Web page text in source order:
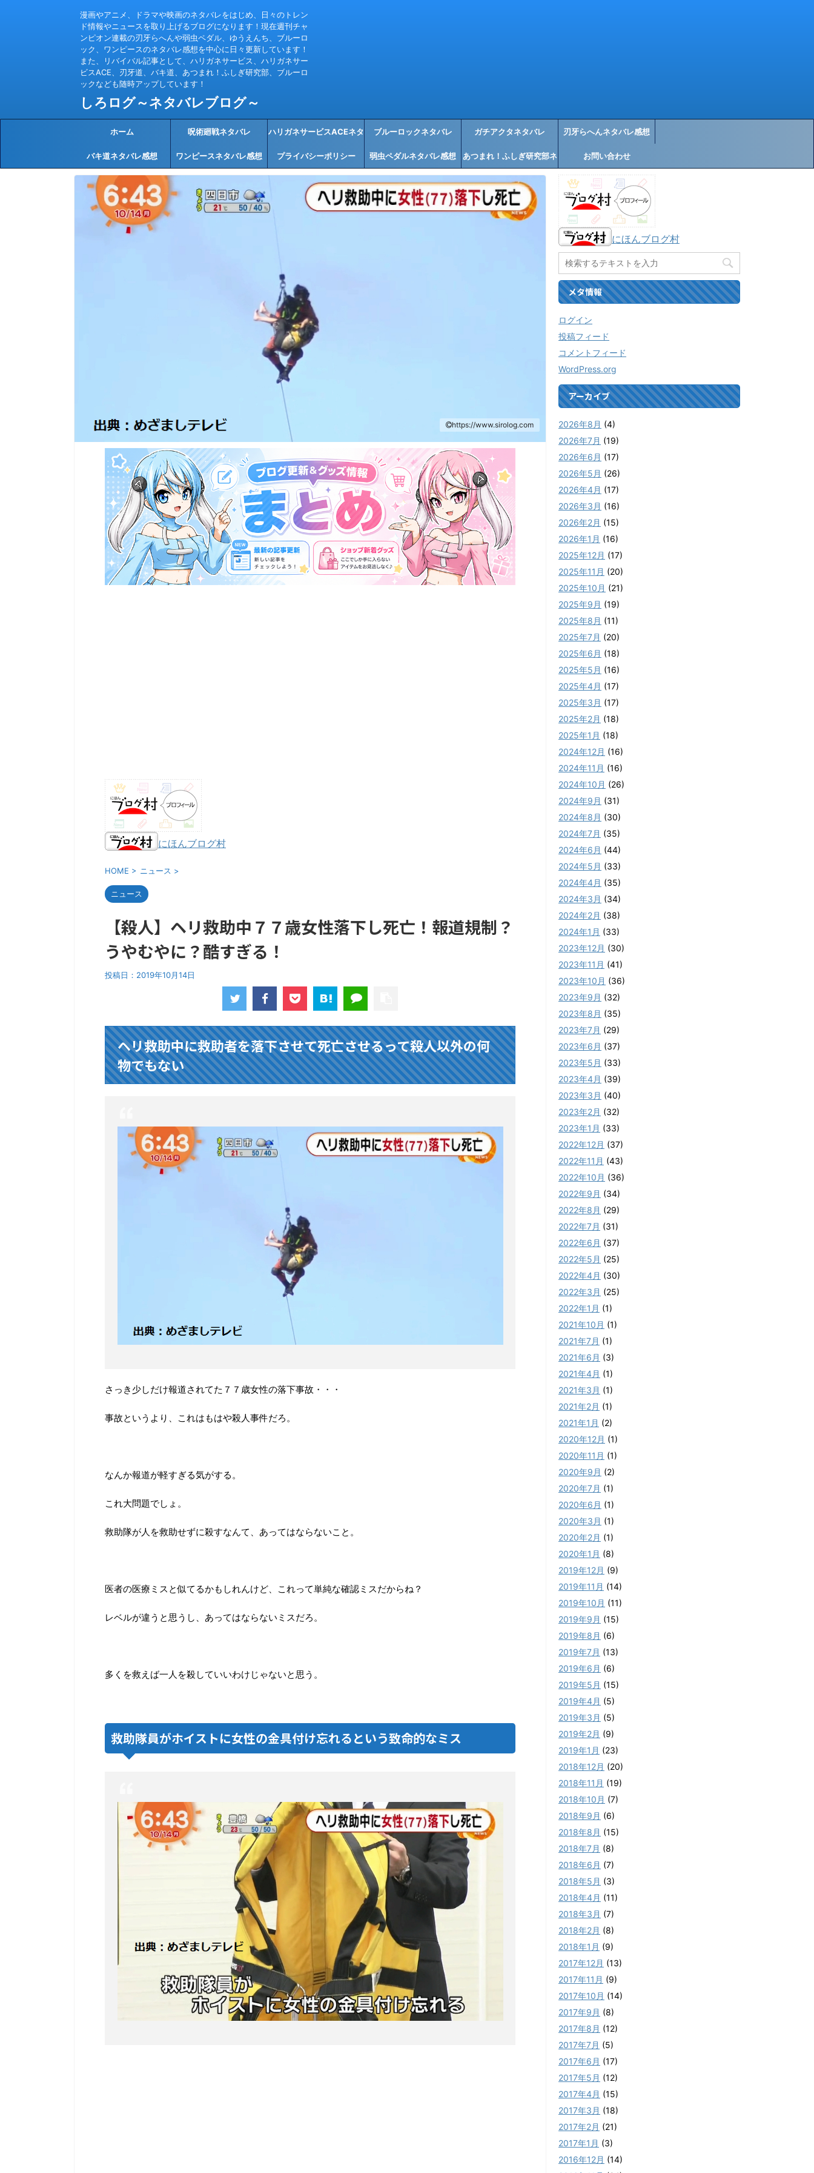
漫画やアニメ、ドラマや映画のネタバレをはじめ、日々のトレン
ド情報やニュースを取り上げるブログになります！現在週刊チャ
ンピオン連載の刃牙らへんや弱虫ペダル、ゆうえんち、ブルーロ
ック、ワンピースのネタバレ感想を中心に日々更新しています！
また、リバイバル記事として、ハリガネサービス、ハリガネサー
ビスACE、刃牙道、バキ道、あつまれ！ふしぎ研究部、ブルーロ
ックなども随時アップしています！
しろログ～ネタバレブログ～
ホーム 呪術廻戦ネタバレ ハリガネサービスACEネタ
バレ感想
ブルーロックネタバレ ガチアクタネタバレ 刃牙らへんネタバレ感想
バキ道ネタバレ感想 ワンピースネタバレ感想 プライバシーポリシー 弱虫ペダルネタバレ感想 あつまれ！ふしぎ研究部ネ
タバレ感想
お問い合わせ
https://www.sirolog.com
にほんブログ村
HOME > ニュース >
ニュース
【殺人】ヘリ救助中７７歳女性落下し死亡！報道規制？
うやむやに？酷すぎる！
投稿日： 2019年10月14日
ヘリ救助中に救助者を落下させて死亡させるって殺人以外の何
物でもない
さっき少しだけ報道されてた７７歳女性の落下事故・・・
事故というより、これはもはや殺人事件だろ。
なんか報道が軽すぎる気がする。
これ大問題でしょ。
救助隊が人を救助せずに殺すなんて、あってはならないこと。
医者の医療ミスと似てるかもしれんけど、これって単純な確認ミスだからね？
レベルが違うと思うし、あってはならないミスだろ。
多くを救えば一人を殺していいわけじゃないと思う。
救助隊員がホイストに女性の金具付け忘れるという致命的なミス
にほんブログ村
メタ情報
ログイン
投稿フィード
コメントフィード
WordPress.org
アーカイブ
2026年8月 (4)
2026年7月 (19)
2026年6月 (17)
2026年5月 (26)
2026年4月 (17)
2026年3月 (16)
2026年2月 (15)
2026年1月 (16)
2025年12月 (17)
2025年11月 (20)
2025年10月 (21)
2025年9月 (19)
2025年8月 (11)
2025年7月 (20)
2025年6月 (18)
2025年5月 (16)
2025年4月 (17)
2025年3月 (17)
2025年2月 (18)
2025年1月 (18)
2024年12月 (16)
2024年11月 (16)
2024年10月 (26)
2024年9月 (31)
2024年8月 (30)
2024年7月 (35)
2024年6月 (44)
2024年5月 (33)
2024年4月 (35)
2024年3月 (34)
2024年2月 (38)
2024年1月 (33)
2023年12月 (30)
2023年11月 (41)
2023年10月 (36)
2023年9月 (32)
2023年8月 (35)
2023年7月 (29)
2023年6月 (37)
2023年5月 (33)
2023年4月 (39)
2023年3月 (40)
2023年2月 (32)
2023年1月 (33)
2022年12月 (37)
2022年11月 (43)
2022年10月 (36)
2022年9月 (34)
2022年8月 (29)
2022年7月 (31)
2022年6月 (37)
2022年5月 (25)
2022年4月 (30)
2022年3月 (25)
2022年1月 (1)
2021年10月 (1)
2021年7月 (1)
2021年6月 (3)
2021年4月 (1)
2021年3月 (1)
2021年2月 (1)
2021年1月 (2)
2020年12月 (1)
2020年11月 (1)
2020年9月 (2)
2020年7月 (1)
2020年6月 (1)
2020年3月 (1)
2020年2月 (1)
2020年1月 (8)
2019年12月 (9)
2019年11月 (14)
2019年10月 (11)
2019年9月 (15)
2019年8月 (6)
2019年7月 (13)
2019年6月 (6)
2019年5月 (15)
2019年4月 (5)
2019年3月 (5)
2019年2月 (9)
2019年1月 (23)
2018年12月 (20)
2018年11月 (19)
2018年10月 (7)
2018年9月 (6)
2018年8月 (15)
2018年7月 (8)
2018年6月 (7)
2018年5月 (3)
2018年4月 (11)
2018年3月 (7)
2018年2月 (8)
2018年1月 (9)
2017年12月 (13)
2017年11月 (9)
2017年10月 (14)
2017年9月 (8)
2017年8月 (12)
2017年7月 (5)
2017年6月 (17)
2017年5月 (12)
2017年4月 (15)
2017年3月 (18)
2017年2月 (21)
2017年1月 (3)
2016年12月 (14)